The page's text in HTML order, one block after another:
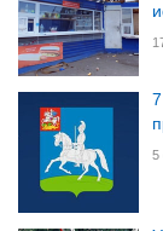
5